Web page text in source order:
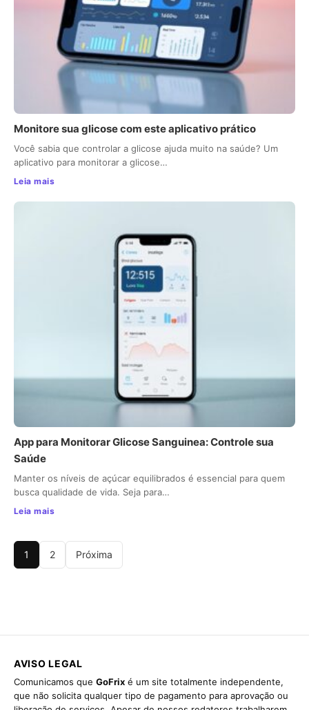
Monitore sua glicose com este aplicativo prático
Você sabia que controlar a glicose ajuda muito na saúde? Um
aplicativo para monitorar a glicose…
Leia mais
App para Monitorar Glicose Sanguinea: Controle sua
Saúde
Manter os níveis de açúcar equilibrados é essencial para quem
busca qualidade de vida. Seja para…
Leia mais
1 2 Próxima
AVISO LEGAL
Comunicamos que GoFrix é um site totalmente independente,
que não solicita qualquer tipo de pagamento para aprovação ou